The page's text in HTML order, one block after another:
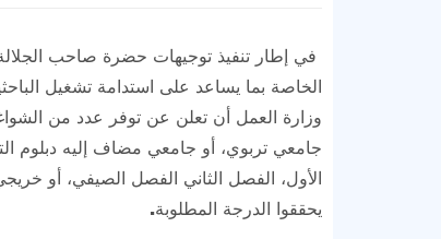
في إطار تنفيذ توجيهات حضرة صاحب الجلالة
الخاصة بما يساعد على استدامة تشغيل
وزارة العمل أن تعلن عن توفر عدد من
الأول، الفصل الثاني الفصل الصيفي، أو
يحققوا الدرجة المطلوبة.